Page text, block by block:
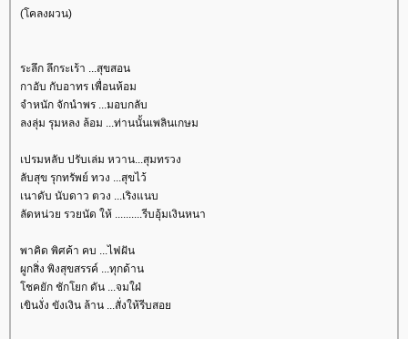
(โคลงผวน)
ระลึก ลึกระเร้า ...สุขสอน
กาอับ กับอาทร เพื่อนห้อม
จำหนัก จักนำพร ...มอบกลับ
ลงลุ่ม รุมหลง ล้อม ...ท่านนั้นเพลินเกษม
เปรมหลับ ปรับเล่ม หวาน...สุมทรวง
ลับสุข รุกทรัพย์ ทวง ...สุขไว้
เนาดับ นับดาว ตวง ...เริงแนบ
ลัดหน่วย รวยนัด ให้ ..........รีบอุ้มเงินหนา
พาคิด พิศค้า คบ ...ไฟฝัน
ผูกสิ่ง พิงสุขสรรค์ ...ทุกด้าน
ชคยัก ชักโยก ดัน ...จมใฝ่
เขินงั่ง ขังเงิน ล้าน ...สั่งให้รีบสอ